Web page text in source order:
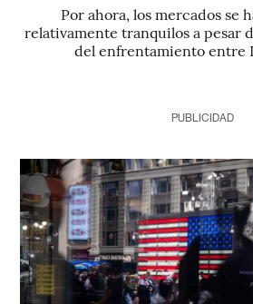
Por ahora, los mercados se
relativamente tranquilos a pesar
del enfrentamiento entre
PUBLICIDAD